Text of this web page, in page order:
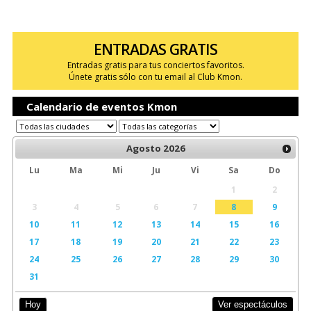
ENTRADAS GRATIS
Entradas gratis para tus conciertos favoritos.
Únete gratis sólo con tu email al Club Kmon.
Calendario de eventos Kmon
Agosto 2026
Lu Ma Mi Ju Vi Sa
Do
1
2
3
4 5 6 7 8
9
10
11 12 13 14 15
16
17
18 19 20 21 22
23
24
25 26 27 28 29
30
31
Hoy Ver espectáculos